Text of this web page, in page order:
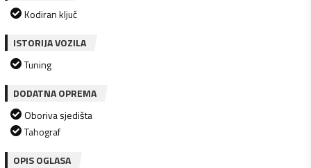
Kodiran ključ
ISTORIJA VOZILA
Tuning
DODATNA OPREMA
Oboriva sjedišta
Tahograf
OPIS OGLASA